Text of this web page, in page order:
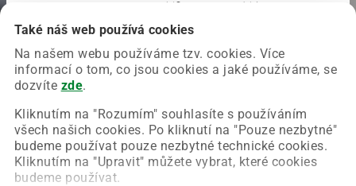
Také náš web používá cookies
Na našem webu používáme tzv. cookies. Více
informací o tom, co jsou cookies a jaké používáme, se
dozvíte zde.
Kliknutím na "Rozumím" souhlasíte s používáním
všech našich cookies. Po kliknutí na "Pouze nezbytné"
budeme používat pouze nezbytné technické cookies.
Kliknutím na "Upravit" můžete vybrat, které cookies
budeme používat.
Chyba nastala na naší straně a už ji opravujeme.
Zkuste prosím znovu načíst požadovanou stránku.
Obnovit stránku Úvodní strana